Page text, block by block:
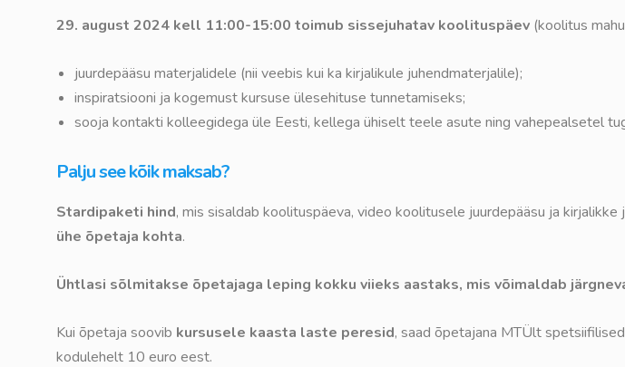
29. august 2024 kell 11:00-15:00 toimub sissejuhatav koolituspäev (koolitus
juurdepääsu materjalidele (nii veebis kui ka kirjalikule juhendmaterjalile);
inspiratsiooni ja kogemust kursuse ülesehituse tunnetamiseks;
sooja kontakti kolleegidega üle Eesti, kellega ühiselt teele asute ning vahepealsetel
Palju see kõik maksab?
Stardipaketi hind, mis sisaldab koolituspäeva, video koolitusele juurdepääsu ja
ühe õpetaja kohta.
Ühtlasi sõlmitakse õpetajaga leping kokku viieks aastaks, mis võimaldab
Kui õpetaja soovib kursusele kaasta laste peresid, saad õpetajana MTÜlt
kodulehelt 10 euro eest.